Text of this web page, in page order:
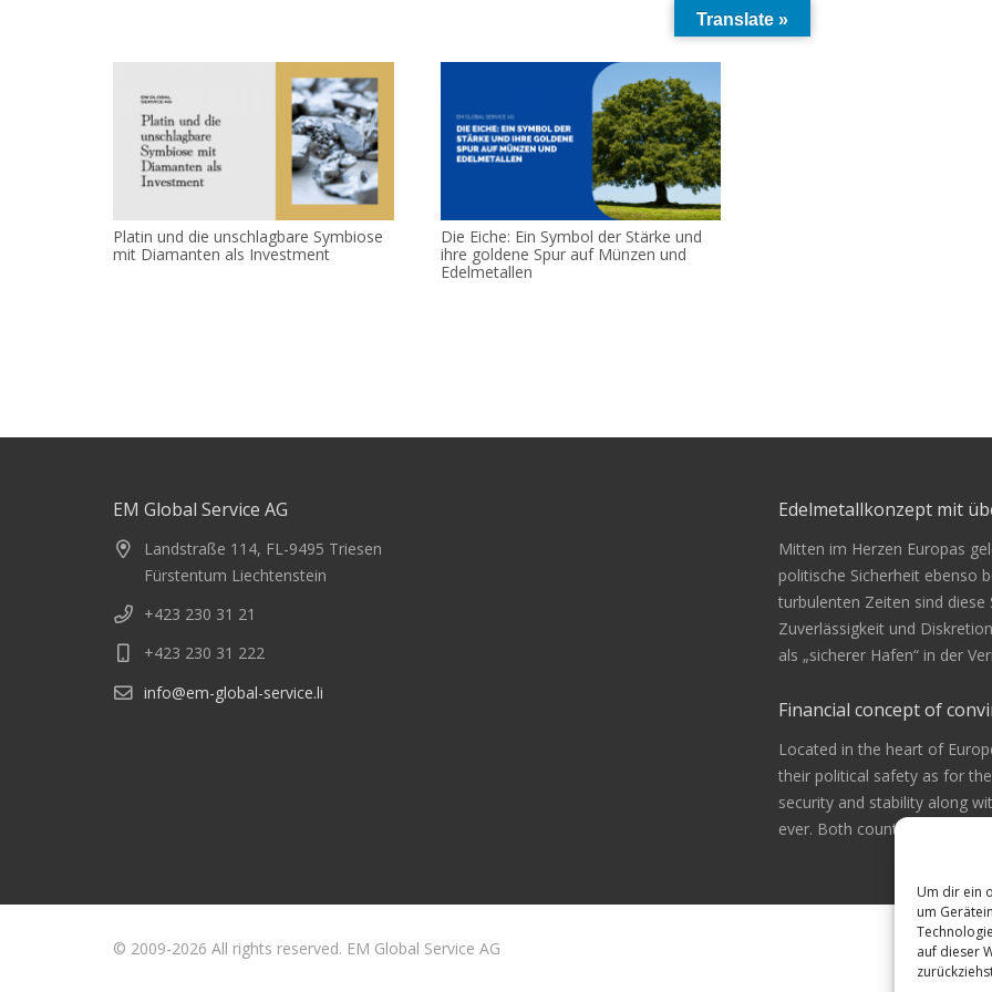
Um dir ein
um
auf dieser
Platin und die unschlagbare Symbiose
mit Diamanten als Investment
Die Eiche: Ein Symbol der Stärke und
ihre goldene Spur auf Münzen und
Edelmetallen
EM Global Service AG
Landstraße 114, FL-9495 Triesen
Fürstentum Liechtenstein
+423 230 31 21
+423 230 31 222
info@em-global-service.li
Edelmetallkonzept mit
Mitten im Herzen Europas
politische Sicherheit ebenso
turbulenten Zeiten sind
Zuverlässigkeit und
als „sicherer Hafen“ in der
Financial concept of
Located in the heart of
their political safety as for
security and stability along
ever. Both countries are
© 2009-2026 All rights reserved. EM Global Service AG
Translate »